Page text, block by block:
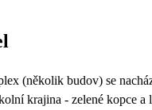
(několik budov) se
krajina - zelené kopce